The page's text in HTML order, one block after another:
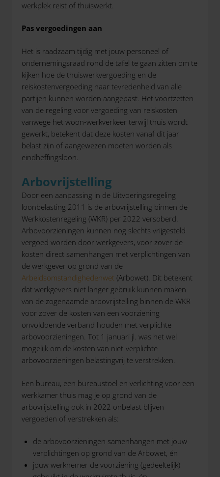
werkplek reist of thuiswerkt.
Pas vergoedingen aan
Het is raadzaam tijdig met jouw personeel of
ondernemingsraad rond de tafel te gaan zitten om te
kijken hoe de thuiswerkvergoeding en de
reiskostenvergoeding naar tevredenheid van alle
partijen kunnen worden aangepast. Het voortzetten
van de regeling voor vergoeding van reiskosten
vanwege het woon-werkverkeer terwijl thuis wordt
gewerkt, betekent dat deze kosten vanaf dit jaar
belast zijn of aangewezen moeten worden als
eindheffingsloon.
Arbovrijstelling
Door een aanpassing in de Uitvoeringsregeling
loonbelasting 2011 is de arbovrijstelling binnen de
Werkkostenregeling (WKR) per 2022 versoberd.
Arbovoorzieningen kunnen nog slechts vrijgesteld
vergoed worden door werkgevers, voor zover de
kosten direct samenhangen met verplichtingen van
de werkgever op grond van de
Arbeidsomstandighedenwet (Arbowet). Dit betekent
dat werkgevers niet langer gebruik kunnen maken
van de zogenaamde arbovrijstelling binnen de WKR
voor zover de kosten van een voorziening
onvoldoende verband houden met verplichte
arbovoorzieningen. Tot 1 januari jl. was het wel
mogelijk om de kosten van niet-verplichte
arbovoorzieningen belastingvrij te verstrekken.
Een bureau, een bureaustoel en verlichting voor een
werkkamer thuis mag je op grond van de
arbovrijstelling ook in 2022 onbelast blijven
vergoeden of verstrekken als:
de arbovoorzieningen samenhangen met jouw
verplichtingen op grond van de Arbowet, én
jouw werknemer de voorziening (gedeeltelijk)